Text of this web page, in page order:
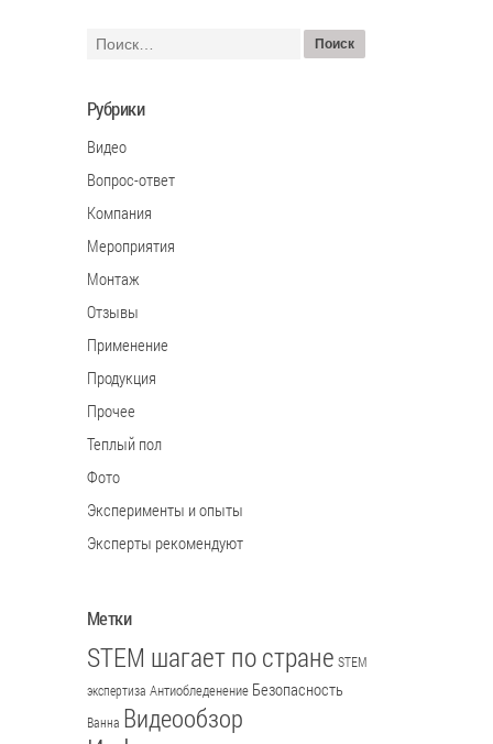
Рубрики
Видео
Вопрос-ответ
Компания
Мероприятия
Монтаж
Отзывы
Применение
Продукция
Прочее
Теплый пол
Фото
Эксперименты и опыты
Эксперты рекомендуют
Метки
STEM шагает по стране STEM
экспертиза Антиобледенение Безопасность
Ванна Видеообзор